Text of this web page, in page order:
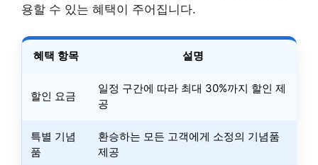
용할 수 있는 혜택이 주어집니다.
혜택 항목 설명
할인 요금
일정 구간에 따라 최대 30%까지 할인 제
공
특별 기념
품
환승하는 모든 고객에게 소정의 기념품
제공